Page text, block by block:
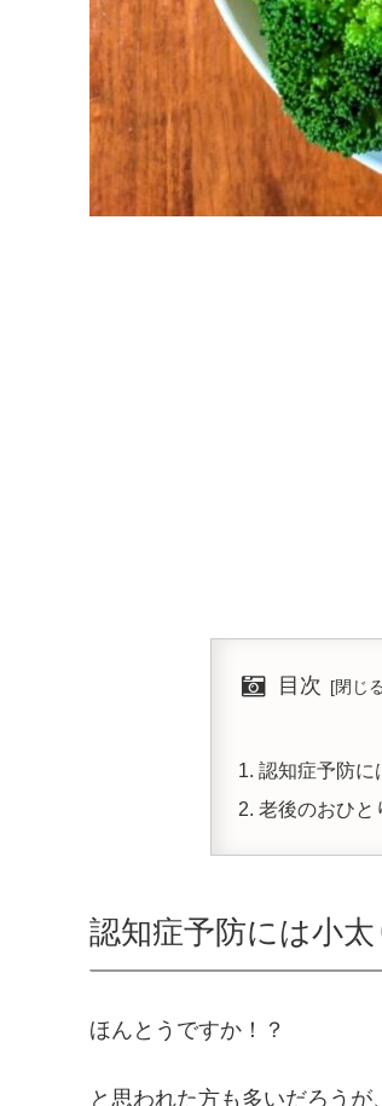
目次
認知症予防に
老後のおひと
認知症予防には小太
ほんとうですか！？
と思われた方も多いだろうが